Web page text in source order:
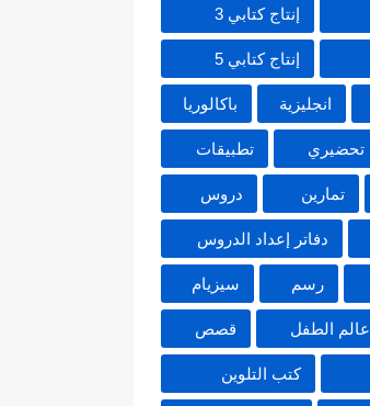
إنتاج كتابي 3
إنتاج كتابي 5
انجليزية باكالوريا
تحضيري تطبيقات
تمارين دروس
دفاتر إعداد الدروس
رسم سيزيام
عالم الطفل قصص
كتب التلوين